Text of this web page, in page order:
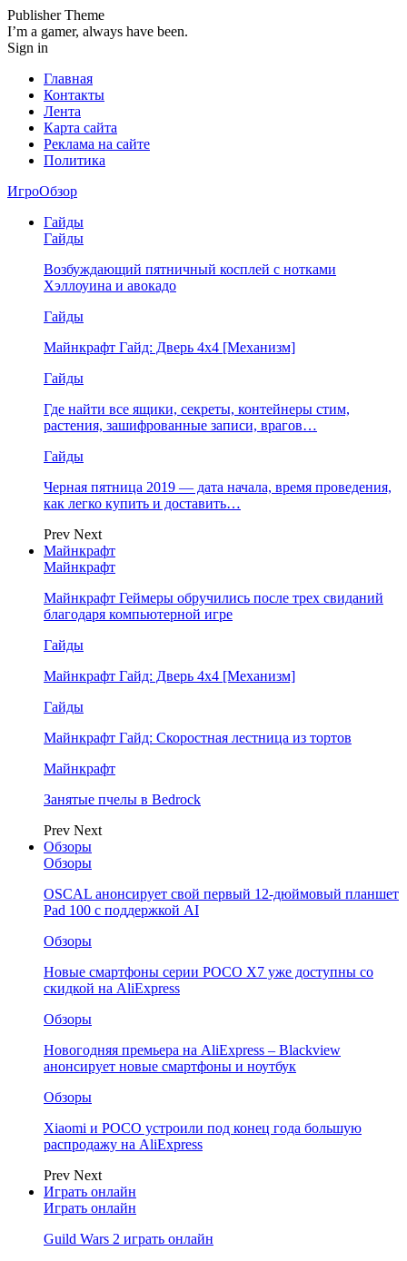
Publisher Theme
I’m a gamer, always have been.
Sign in
Главная
Контакты
Лента
Карта сайта
Реклама на сайте
Политика
ИгроОбзор
Гайды
Гайды
Возбуждающий пятничный косплей с нотками
Хэллоуина и авокадо
Гайды
Майнкрафт Гайд: Дверь 4х4 [Механизм]
Гайды
Где найти все ящики, секреты, контейнеры стим,
растения, зашифрованные записи, врагов…
Гайды
Черная пятница 2019 — дата начала, время проведения,
как легко купить и доставить…
Prev Next
Майнкрафт
Майнкрафт
Майнкрафт Геймеры обручились после трех свиданий
благодаря компьютерной игре
Гайды
Майнкрафт Гайд: Дверь 4х4 [Механизм]
Гайды
Майнкрафт Гайд: Скоростная лестница из тортов
Майнкрафт
Занятые пчелы в Bedrock
Prev Next
Обзоры
Обзоры
OSCAL анонсирует свой первый 12-дюймовый планшет
Pad 100 с поддержкой AI
Обзоры
Новые смартфоны серии POCO X7 уже доступны со
скидкой на AliExpress
Обзоры
Новогодняя премьера на AliExpress – Blackview
анонсирует новые смартфоны и ноутбук
Обзоры
Xiaomi и POCO устроили под конец года большую
распродажу на AliExpress
Prev Next
Играть онлайн
Играть онлайн
Guild Wars 2 играть онлайн